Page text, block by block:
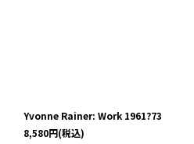
Yvonne Rainer: Work 1961?73
8,580円(税込)